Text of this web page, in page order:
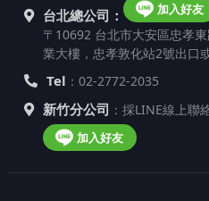
台北總公司： 加入好友
〒10692 台北市大安區忠孝
業大樓，忠孝敦化站2號出口
Tel ：02-2772-2035
新竹分公司 ：採LINE線上聯
加入好友